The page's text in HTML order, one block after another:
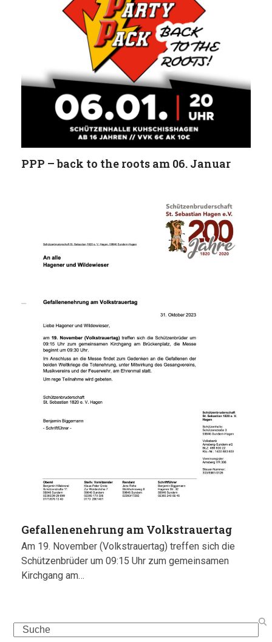
PPP – back to the roots am 06. Januar
Gefallenenehrung am Volkstrauertag
Am 19. November (Volkstrauertag) treffen sich die
Schützenbrüder um 09:15 Uhr zum gemeinsamen
Kirchgang am…
Search